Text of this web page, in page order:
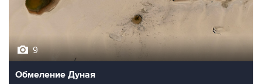
9
Обмеление Дуная